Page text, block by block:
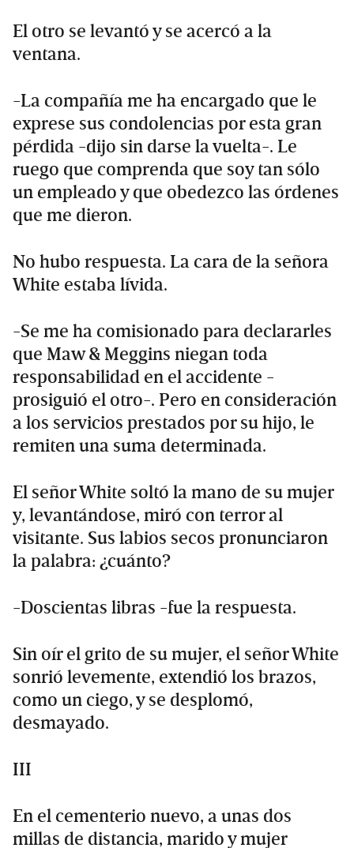
El otro se levantó y se acercó a la
ventana.
-La compañía me ha encargado que le
exprese sus condolencias por esta gran
pérdida -dijo sin darse la vuelta-. Le
ruego que comprenda que soy tan sólo
un empleado y que obedezco las órdenes
que me dieron.
No hubo respuesta. La cara de la señora
White estaba lívida.
-Se me ha comisionado para declararles
que Maw & Meggins niegan toda
responsabilidad en el accidente -
prosiguió el otro-. Pero en consideración
a los servicios prestados por su hijo, le
remiten una suma determinada.
El señor White soltó la mano de su mujer
y, levantándose, miró con terror al
visitante. Sus labios secos pronunciaron
la palabra: ¿cuánto?
-Doscientas libras -fue la respuesta.
Sin oír el grito de su mujer, el señor White
sonrió levemente, extendió los brazos,
como un ciego, y se desplomó,
desmayado.
III
En el cementerio nuevo, a unas dos
millas de distancia, marido y mujer